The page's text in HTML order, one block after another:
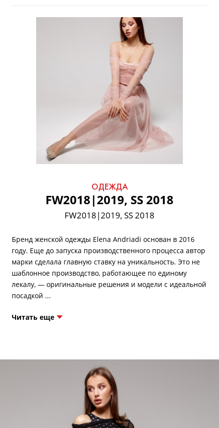
ОДЕЖДА
FW2018|2019, SS 2018
FW2018|2019, SS 2018
Бренд женской одежды Elena Andriadi основан в 2016
году. Еще до запуска производственного процесса автор
марки сделала главную ставку на уникальность. Это не
шаблонное производство, работающее по единому
лекалу, — оригинальные решения и модели с идеальной
Читать еще